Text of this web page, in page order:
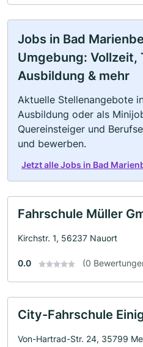
Jobs in Bad
Umgebung: Vollzeit,
Ausbildung & mehr
Aktuelle Stellenangebote
Ausbildung oder als
Quereinsteiger und
und bewerben.
Jetzt alle Jobs in Bad
Fahrschule Müller
Kirchstr. 1, 56237 Nauort
0.0 (0
City-Fahrschule
Von-Hartrad-Str. 24, 35799